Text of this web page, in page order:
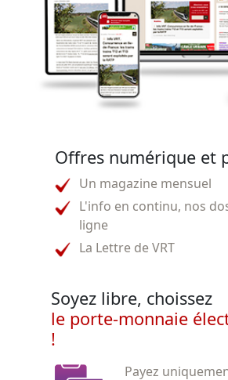
Offres numérique et
Un magazine mensuel
L'info en continu, nos
ligne
La Lettre de VRT
Soyez libre, choissez
le porte-monnaie
!
Payez